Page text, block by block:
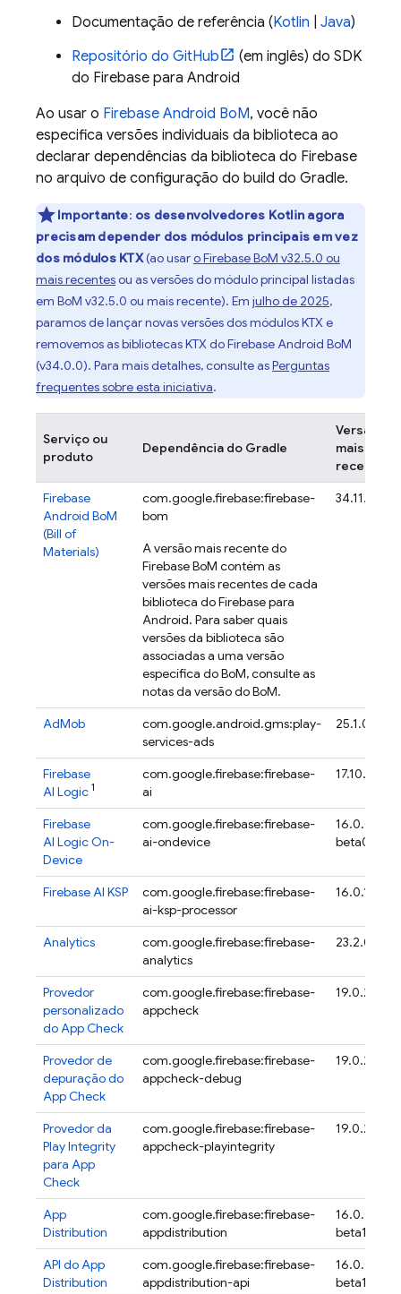
Documentação de referência (Kotlin Java)
Repositório do GitHub
(em inglês) do SDK
do Firebase para Android
Ao usar o Firebase Android BoM, você não
especifica versões individuais da biblioteca ao
declarar dependências da biblioteca do Firebase
no arquivo de configuração do build do Gradle.
Importante: os desenvolvedores Kotlin agora
precisam depender dos módulos principais em vez
dos módulos KTX(ao usaroFirebase BoM v32.5.0 ou
mais recentesou as versões do módulo principal listadas
em BoM v32.5.0 ou mais recente). Em julho de 2025,
paramos de lançar novas versões dos módulos KTX e
removemos as bibliotecas KTX doFirebase Android BoM
(v34.0.0). Para mais detalhes, consulte asPerguntas
frequentes sobre esta iniciativa.
Serviço ou
produto
Dependência do Gradle
Versão
mais
recente
Firebase
Android BoM
(Bill of
Materials)
com.google.firebase:firebase-
bom
A versão mais recente do
Firebase BoM contém as
versões mais recentes de cada
biblioteca do Firebase para
Android. Para saber quais
versões da biblioteca são
associadas a uma versão
específica doBoM, consulte as
notas da versão doBoM.
34.11.0
AdMob
com.google.android.gms:play-
services-ads
25.1.0
Firebase
AI Logic 1
com.google.firebase:firebase-
ai
17.10.1
Firebase
AI Logic On-
Device
com.google.firebase:firebase-
ai-ondevice
16.0.0-
beta01
Firebase AI KSP
com.google.firebase:firebase-
ai-ksp-processor
16.0.1
Analytics
com.google.firebase:firebase-
analytics
23.2.0
Provedor
personalizado
doApp Check
com.google.firebase:firebase-
appcheck
19.0.2
Provedor de
depuração do
App Check
com.google.firebase:firebase-
appcheck-debug
19.0.2
Provedor da
Play Integrity
para App
Check
com.google.firebase:firebase-
appcheck-playintegrity
19.0.2
App
Distribution
com.google.firebase:firebase-
appdistribution
16.0.0-
beta17
API doApp
Distribution
com.google.firebase:firebase-
appdistribution-api
16.0.0-
beta17